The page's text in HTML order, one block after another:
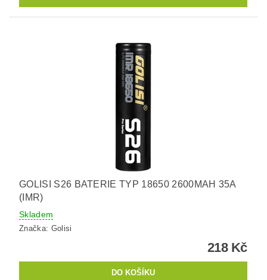
GOLISI S26 BATERIE TYP 18650 2600MAH 35A
(IMR)
Skladem
Značka: Golisi
218 Kč